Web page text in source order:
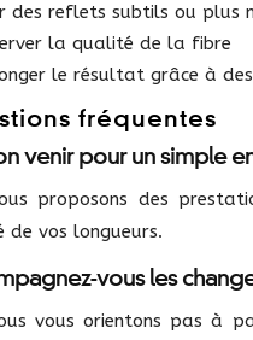
des reflets subtils ou plus
la qualité de la fibre
le résultat grâce à des
fréquentes
venir pour un simple
proposons des
de vos longueurs.
vous les
vous orientons pas à